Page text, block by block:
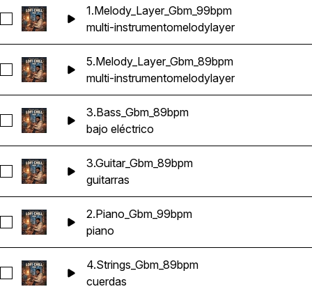
Seleccionar 1.Melody_Layer_Gbm_99bpm
1.Melody_Layer_Gbm_99bpm
multi-instrumentomelodylayer
Seleccionar 5.Melody_Layer_Gbm_89bpm
5.Melody_Layer_Gbm_89bpm
multi-instrumentomelodylayer
Seleccionar 3.Bass_Gbm_89bpm
3.Bass_Gbm_89bpm
bajo eléctrico
Seleccionar 3.Guitar_Gbm_89bpm
3.Guitar_Gbm_89bpm
guitarras
Seleccionar 2.Piano_Gbm_99bpm
2.Piano_Gbm_99bpm
piano
Seleccionar 4.Strings_Gbm_89bpm
4.Strings_Gbm_89bpm
cuerdas